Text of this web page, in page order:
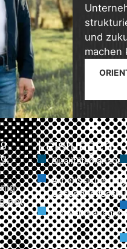
und
machen
Leistungen
Arbeitssicherung